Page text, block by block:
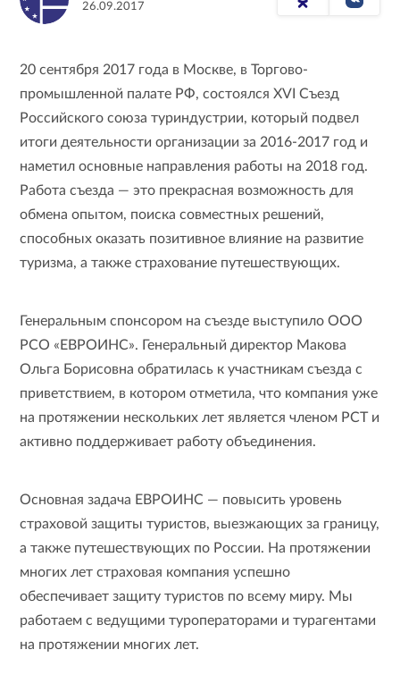
26.09.2017
20 сентября 2017 года в Москве, в Торгово-
промышленной палате РФ, состоялся XVI Съезд
Российского союза туриндустрии, который подвел
итоги деятельности организации за 2016-2017 год и
наметил основные направления работы на 2018 год.
Работа съезда — это прекрасная возможность для
обмена опытом, поиска совместных решений,
способных оказать позитивное влияние на развитие
туризма, а также страхование путешествующих.
Генеральным спонсором на съезде выступило ООО
РСО «ЕВРОИНС». Генеральный директор Макова
Ольга Борисовна обратилась к участникам съезда с
приветствием, в котором отметила, что компания уже
на протяжении нескольких лет является членом РСТ и
активно поддерживает работу объединения.
Основная задача ЕВРОИНС — повысить уровень
страховой защиты туристов, выезжающих за границу,
а также путешествующих по России. На протяжении
многих лет страховая компания успешно
обеспечивает защиту туристов по всему миру. Мы
работаем с ведущими туроператорами и турагентами
на протяжении многих лет.